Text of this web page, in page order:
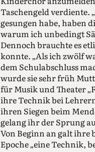
Taschengeld
gesungen habe, haben
warum ich unbedingt
Dennoch brauchte es
konnte. „Als ich zwölf
dem Schulabschluss
wurde sie sehr früh
für Musik und Theater
ihre Technik bei
ihren Siegen beim
gelang ihr der Sprung
Von Beginn an galt ihre
Epoche „eine Technik,